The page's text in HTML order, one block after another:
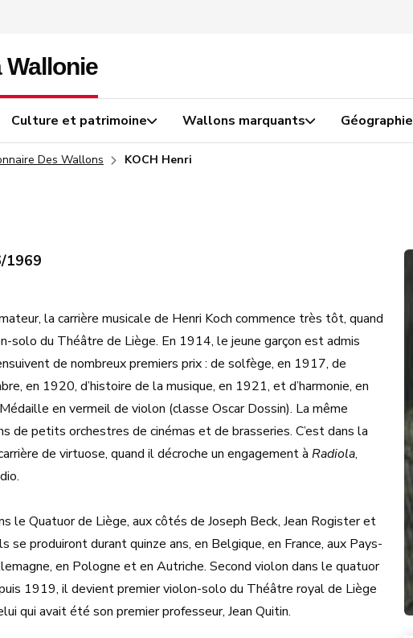
Culture et patrimoine Wallons marquants Géographie
Des Wallons KOCH Henri
1969
la carrière musicale de Henri Koch commence très tôt, quand
solo du Théâtre de Liège. En 1914, le jeune garçon est admis
de nombreux premiers prix : de solfège, en 1917, de
en 1920, d’histoire de la musique, en 1921, et d’harmonie, en
en vermeil de violon (classe Oscar Dossin). La même
de petits orchestres de cinémas et de brasseries. C’est dans la
de virtuose, quand il décroche un engagement à Radiola,
le Quatuor de Liège, aux côtés de Joseph Beck, Jean Rogister et
se produiront durant quinze ans, en Belgique, en France, aux Pays-
en Pologne et en Autriche. Second violon dans le quatuor
1919, il devient premier violon-solo du Théâtre royal de Liège
qui avait été son premier professeur, Jean Quitin.